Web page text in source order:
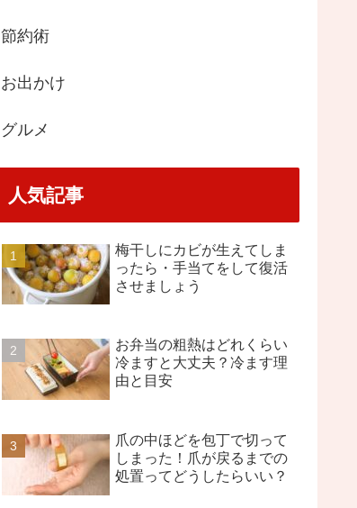
節約術
お出かけ
グルメ
人気記事
梅干しにカビが生えてしま
ったら・手当てをして復活
させましょう
お弁当の粗熱はどれくらい
冷ますと大丈夫？冷ます理
由と目安
爪の中ほどを包丁で切って
しまった！爪が戻るまでの
処置ってどうしたらいい？